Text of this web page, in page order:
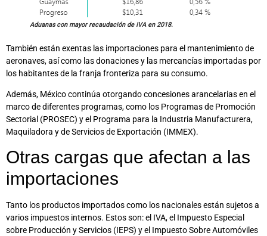
Aduanas con mayor recaudación de IVA en 2018.
También están exentas las importaciones para el mantenimiento de
aeronaves, así como las donaciones y las mercancías importadas por
los habitantes de la franja fronteriza para su consumo.
Además, México continúa otorgando concesiones arancelarias en el
marco de diferentes programas, como los Programas de Promoción
Sectorial (PROSEC) y el Programa para la Industria Manufacturera,
Maquiladora y de Servicios de Exportación (IMMEX).
Otras cargas que afectan a las
importaciones
Tanto los productos importados como los nacionales están sujetos a
varios impuestos internos. Estos son: el IVA, el Impuesto Especial
sobre Producción y Servicios (IEPS) y el Impuesto Sobre Automóviles